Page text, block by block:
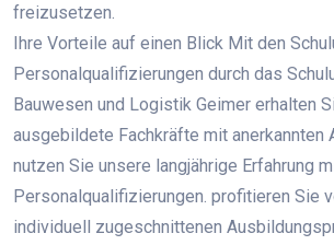
freizusetzen.
Ihre Vorteile auf einen Blick Mit den
Personalqualifizierungen durch das
Bauwesen und Logistik Geimer erhalten
ausgebildete Fachkräfte mit anerkannten
nutzen Sie unsere langjährige Erfahrung
Personalqualifizierungen. profitieren Sie
individuell zugeschnittenen